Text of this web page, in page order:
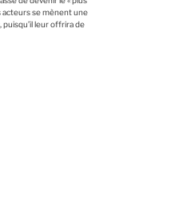
acteurs se mènent une
leur offrira de